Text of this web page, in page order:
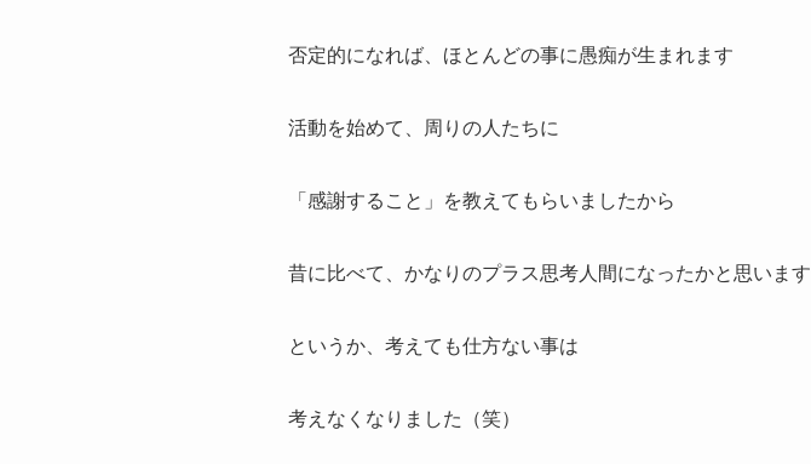
否定的になれば、ほとんどの事に愚痴が生まれます
活動を始めて、周りの人たちに
「感謝すること」を教えてもらいましたから
昔に比べて、かなりのプラス思考人間になったかと思います
というか、考えても仕方ない事は
考えなくなりました（笑）